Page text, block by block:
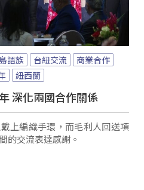
語族 台紐交流
商業合作
紐西蘭
深化兩國合作關係
上編織手環，而毛利人回送項
的交流表達感謝。